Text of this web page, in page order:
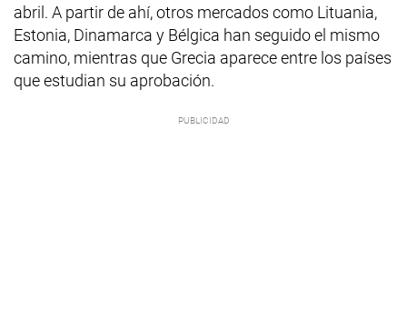
abril. A partir de ahí, otros mercados como Lituania,
Estonia, Dinamarca y Bélgica han seguido el mismo
camino, mientras que Grecia aparece entre los países
que estudian su aprobación.